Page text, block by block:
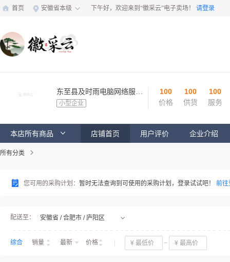
首页 安徽省本级 下午好，欢迎来到“徽采云”电子卖场！ 请登录
东至县及时雨电脑网络服务中心
小型企业
100
价格
100
供货
100
服务
本店所有商品 店铺首页 用户评价 企业介绍
所有分类
您可用的采购计划： 暂时无法查询到可使用的采购计划，登录试试吧！ 前往
配送至： 安徽省 / 合肥市 / 庐阳区
综合 销量 最新 价格 一